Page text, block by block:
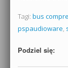
Tagi: bus
pspaudioware,
Podziel się: